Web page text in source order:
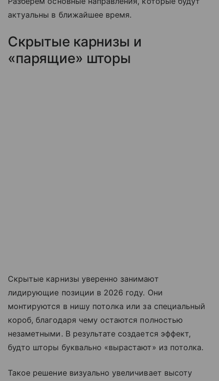
актуальны в ближайшее время.
Скрытые карнизы и
«парящие» шторы
Скрытые карнизы уверенно занимают
лидирующие позиции в 2026 году. Они
монтируются в нишу потолка или за специальный
короб, благодаря чему остаются полностью
незаметными. В результате создается эффект,
будто шторы буквально «вырастают» из потолка.
Такое решение визуально увеличивает высоту